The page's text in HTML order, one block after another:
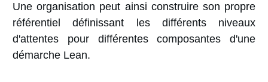
Une organisation peut ainsi construire son propre
référentiel définissant les différents niveaux
d'attentes pour différentes composantes d'une
démarche Lean.